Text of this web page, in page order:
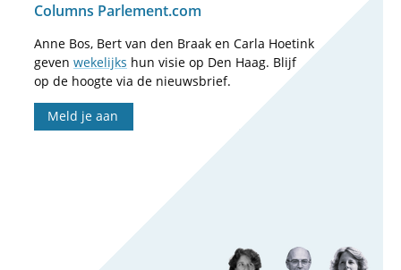
Columns Parlement.com
Anne Bos, Bert van den Braak en Carla Hoetink
geven wekelijks hun visie op Den Haag. Blijf
op de hoogte via de nieuwsbrief.
Meld je aan